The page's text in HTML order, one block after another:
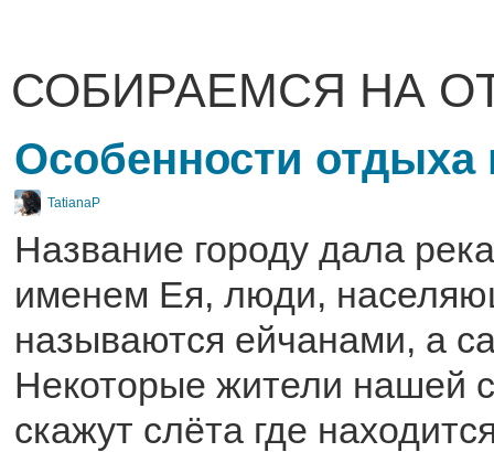
СОБИРАЕМСЯ НА
Особенности отдыха
TatianaP
Название городу дала
именем Ея, люди,
называются ейчанами, а
Некоторые жители нашей
скажут слёта где